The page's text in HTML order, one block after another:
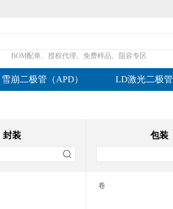
BOM配单、授权代理、免费样品、阻容专区
雪崩二极管（APD） LD激光二极管
封装 包装
卷